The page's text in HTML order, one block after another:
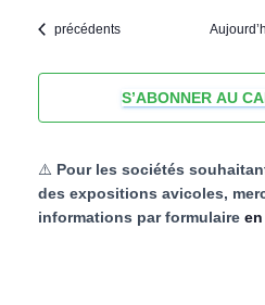
Expositions avicoles
précédents
S’ABONNER AU
⚠️ Pour les sociétés
des expositions avicoles,
informations par formulaire